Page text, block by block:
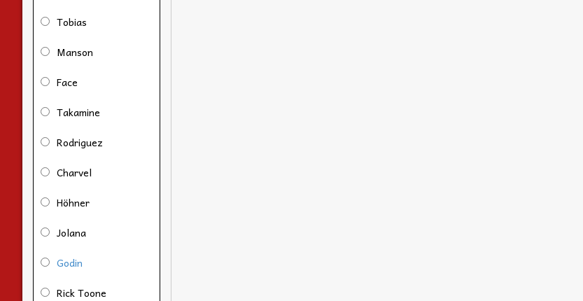
Tobias
Manson
Face
Takamine
Rodriguez
Charvel
Höhner
Jolana
Godin
Rick Toone